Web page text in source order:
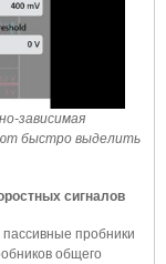
зависимая
быстро выделить
сигналов
пробники
общего